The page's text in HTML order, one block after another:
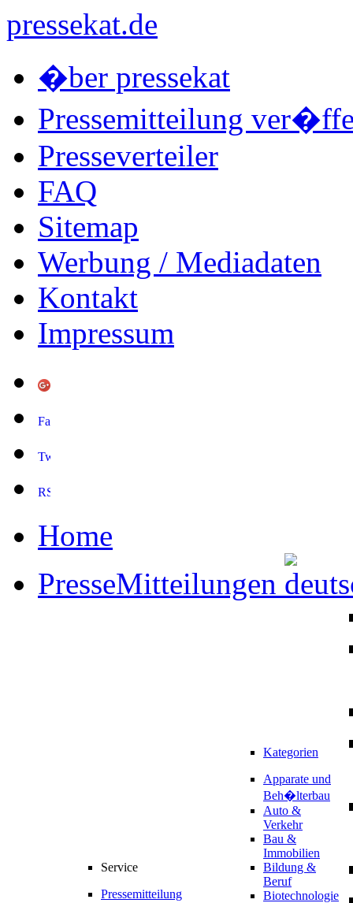
pressekat.de
�ber pressekat
Pressemitteilung
Presseverteiler
FAQ
Sitemap
Werbung / Mediadaten
Kontakt
Impressum
Home
PresseMitteilungen
Service
Pressemitteilung
Kategorien
Apparate und
Beh�lterbau
Auto &
Verkehr
Bau &
Immobilien
Bildung &
Beruf
Biotechnologie